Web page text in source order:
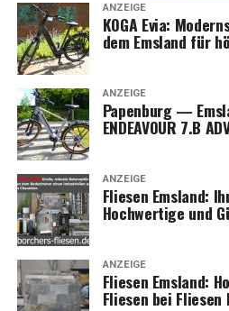
ANZEIGE
KOGA Evia:
dem Ems­land für
ANZEIGE
Papen­burg —
ENDEAVOUR 7.B
ANZEIGE
Flie­sen Ems­land:
Hoch­wer­ti­ge und
ANZEIGE
Flie­sen Ems­land:
Flie­sen bei Flie­sen